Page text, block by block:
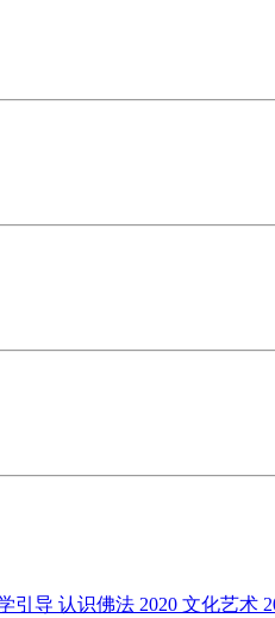
引导 认识佛法 2020 文化艺术